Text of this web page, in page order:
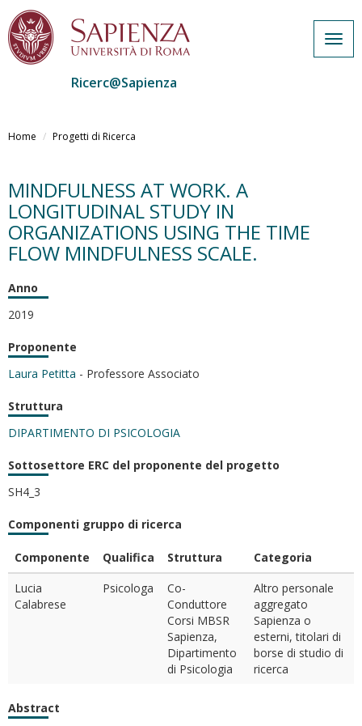
al
Ricerc@Sapienza
Home Progetti di Ricerca
MINDFULNESS AT WORK. A
LONGITUDINAL STUDY IN
ORGANIZATIONS USING THE TIME
FLOW MINDFULNESS SCALE.
Anno
2019
Proponente
Laura Petitta - Professore Associato
Struttura
DIPARTIMENTO DI PSICOLOGIA
Sottosettore ERC del proponente del progetto
SH4_3
Componenti gruppo di ricerca
Componente Qualifica Struttura
Categoria
Lucia
Calabrese
Psicologa
Co-
Conduttore
Corsi MBSR
Sapienza,
Dipartimento
di Psicologia
Altro personale
aggregato
Sapienza o
esterni, titolari di
borse di studio di
ricerca
Abstract